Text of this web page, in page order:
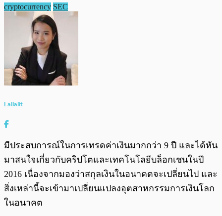
cryptocurrency SEC
Lallalit
มีประสบการณ์ในการเทรดค่าเงินมากกว่า 9 ปี และได้หัน
มาสนใจเกี่ยวกับคริปโตและเทคโนโลยีบล็อกเชนในปี
2016 เนื่องจากมองว่าสกุลเงินในอนาคตจะเปลี่ยนไป และ
สิ่งเหล่านี้จะเข้ามาเปลี่ยนแปลงอุตสาหกรรมการเงินโลก
ในอนาคต